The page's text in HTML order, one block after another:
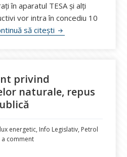
în aparatul TESA și alți
vor intra în concediu 10
să citești Primele măsuri și
privind
naturale, repus
energetic, Info Legislativ, Petrol
a comment